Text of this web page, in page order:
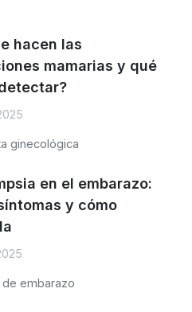
hacen las
mamarias y qué
ginecológica
en el embarazo:
y cómo
embarazo